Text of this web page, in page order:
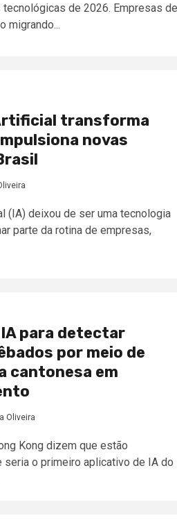
de 2026. Empresas de
migrando...
transforma
novas
(IA) deixou de ser uma tecnologia
parte da rotina de empresas,
para detectar
por meio de
cantonesa em
Oliveira
Kong dizem que estão
seria o primeiro aplicativo de IA do